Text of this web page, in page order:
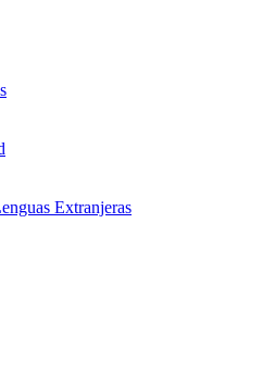
Extranjeras